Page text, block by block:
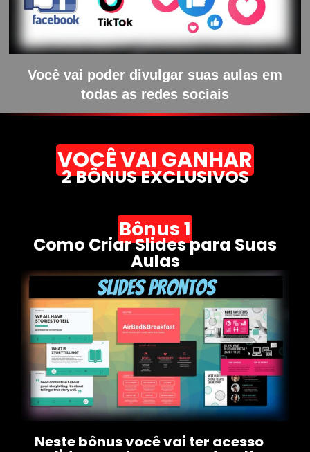
Você vai poder divulgar suas aulas em
todas as redes sociais
VOCÊ VAI GANHAR
2 BÔNUS EXCLUSIVOS
Bônus 1
Como Criar Slides para Suas
Aulas
Neste bônus você vai ter acesso